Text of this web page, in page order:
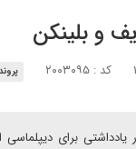
و بلینکن
کد : ۲۰۰۳۰۹۵
یادداشتی برای